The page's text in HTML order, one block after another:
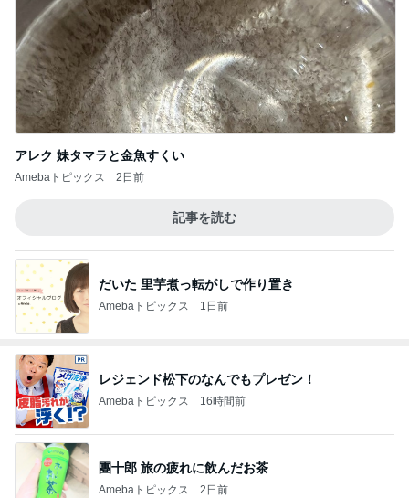
アレク 妹タマラと金魚すくい
Amebaトピックス 2日前
記事を読む
だいた 里芋煮っ転がしで作り置き
Amebaトピックス 1日前
レジェンド松下のなんでもプレゼン！
Amebaトピックス 16時間前
團十郎 旅の疲れに飲んだお茶
Amebaトピックス 2日前